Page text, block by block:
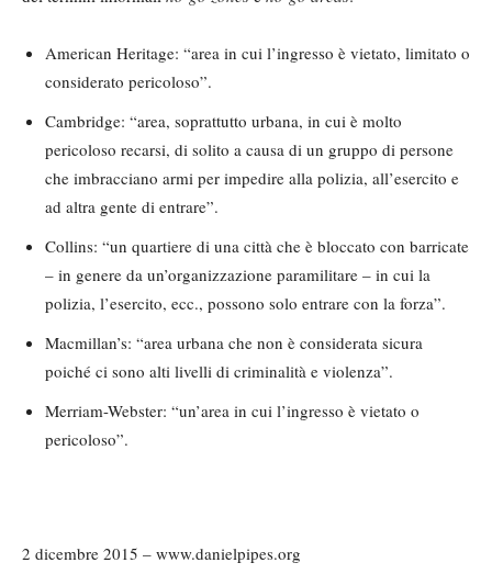
American Heritage: “area in cui l’ingresso è vietato, limitato o
considerato pericoloso”.
Cambridge: “area, soprattutto urbana, in cui è molto
pericoloso recarsi, di solito a causa di un gruppo di persone
che imbracciano armi per impedire alla polizia, all’esercito e
ad altra gente di entrare”.
Collins: “un quartiere di una città che è bloccato con barricate
– in genere da un’organizzazione paramilitare – in cui la
polizia, l’esercito, ecc., possono solo entrare con la forza”.
Macmillan’s: “area urbana che non è considerata sicura
poiché ci sono alti livelli di criminalità e violenza”.
Merriam-Webster: “un’area in cui l’ingresso è vietato o
pericoloso”.
2 dicembre 2015 – www.danielpipes.org